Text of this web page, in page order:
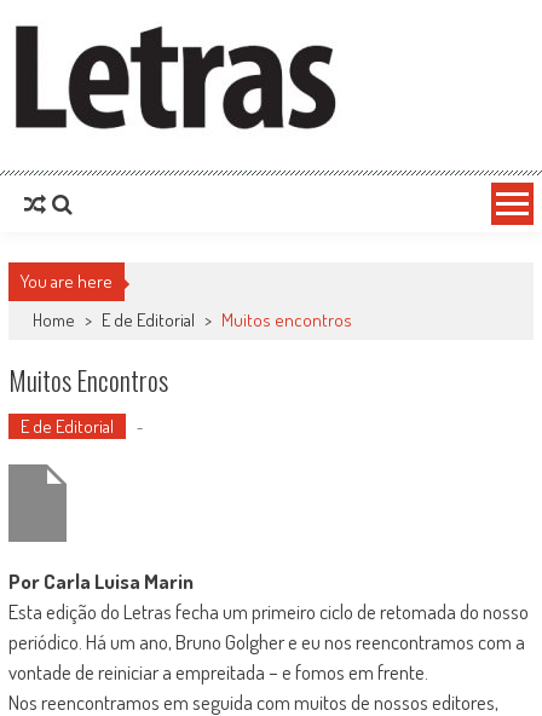
You are here
Home > E de Editorial > Muitos encontros
Muitos Encontros
E de Editorial -
Por Carla Luisa Marin
Esta edição do Letras fecha um primeiro ciclo de retomada do nosso
periódico. Há um ano, Bruno Golgher e eu nos reencontramos com a
vontade de reiniciar a empreitada – e fomos em frente.
Nos reencontramos em seguida com muitos de nossos editores,